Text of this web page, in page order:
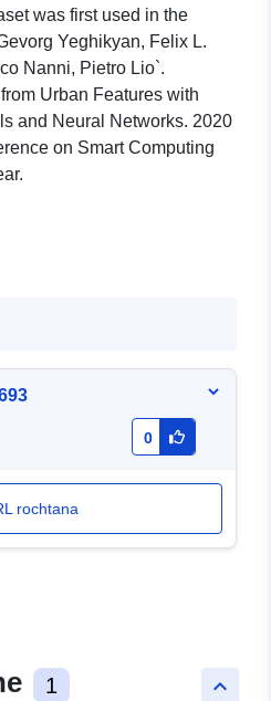
was first used in the
Yeghikyan, Felix L.
Nanni, Pietro Lio`.
Urban Features with
and Neural Networks. 2020
on Smart Computing
0
rochtana
keyboard_arrow_up
1